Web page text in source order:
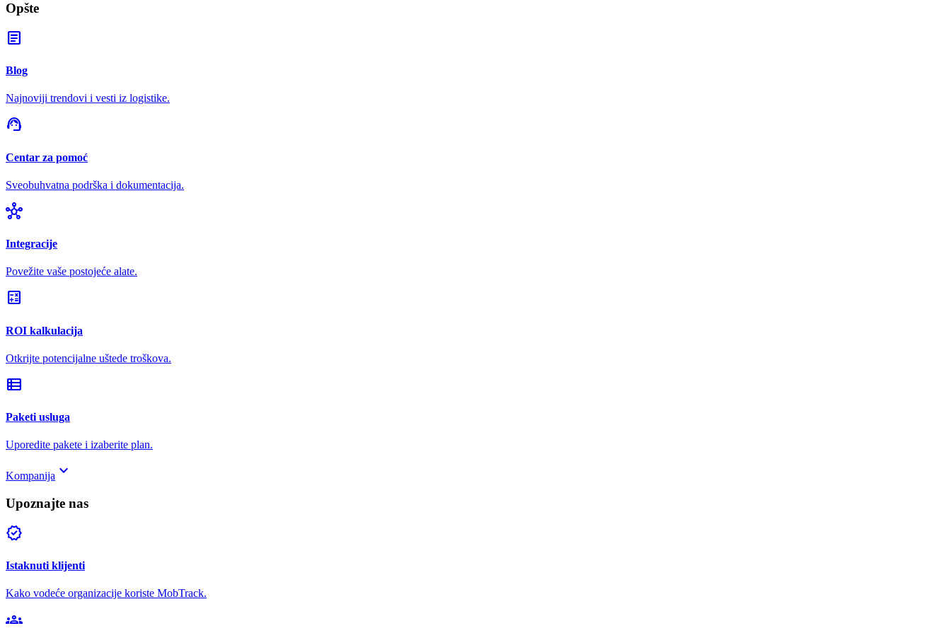
Opšte
article
Blog
Najnoviji trendovi i vesti iz logistike.
support_agent
Centar za pomoć
Sveobuhvatna podrška i dokumentacija.
hub
Integracije
Povežite vaše postojeće alate.
calculate
ROI kalkulacija
Otkrijte potencijalne uštede troškova.
view_list
Paketi usluga
Uporedite pakete i izaberite plan.
Kompanija keyboard_arrow_down
Upoznajte nas
verified
Istaknuti klijenti
Kako vodeće organizacije koriste MobTrack.
groups